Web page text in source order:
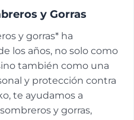
y Gorras
y gorras* ha
los años, no solo como
también como una
y protección contra
te ayudamos a
y gorras,